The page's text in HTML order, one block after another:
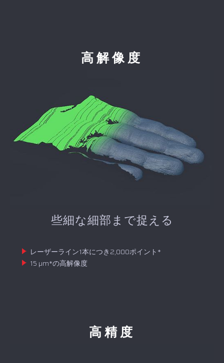
高解像度
些細な細部まで捉える
レーザーライン1本につき2,000ポイント*
15 µm*の高解像度
高精度